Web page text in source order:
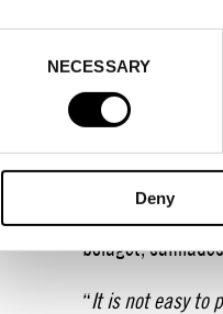
NECESSARY
Deny
Encouragement
nya idéer, ny
för att ge vår
Med
om hållbarhet
bolaget,
“It is not easy to